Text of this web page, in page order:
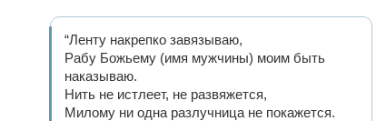
“Ленту накрепко завязываю,
Рабу Божьему (имя мужчины) моим быть
наказываю.
Нить не истлеет, не развяжется,
Милому ни одна разлучница не покажется.